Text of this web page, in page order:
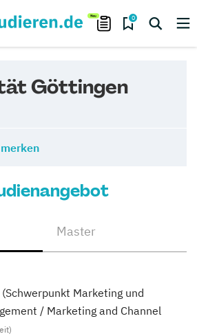
0
Göttingen
Master
Marketing und
/ Marketing and Channel